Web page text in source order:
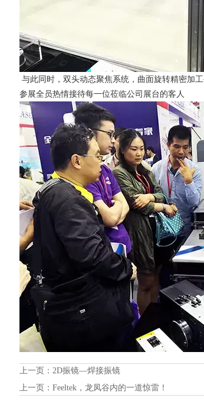
与此同时，双头动态聚焦系统，曲面旋转精密加
参展全员热情接待每一位莅临公司展台的客人
上一页：2D振镜—焊接振镜
上一页：Feeltek，龙凤谷内的一道惊雷！